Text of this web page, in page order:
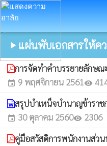
play_arrow แผ่นพับเอกสารให้ค
การจัดทำคำบรรยายลักษณ
event 9 พฤศจิกายน 2561visibility
สรุปบำเหน็จบำนาญข้าราช
event 30 ตุลาคม 2560visibility 2306
คู่มือสวัสดิการพนักงานส่ว